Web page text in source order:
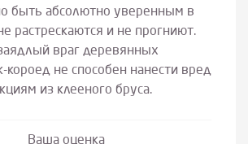
быть абсолютно уверенным в
растрескаются и не прогниют.
враг деревянных
короед не способен нанести вред
из клееного бруса.
Ваша оценка